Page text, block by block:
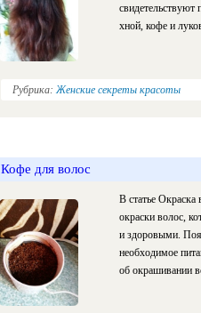
свидетельствуют
хной, кофе и
Рубрика: Женские секреты красоты
Кофе для волос
В статье
окраски волос,
и здоровыми.
необходимое
об окрашивании